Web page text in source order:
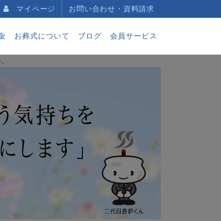
マイページ お問い合わせ・資料請求
お葬式について ブログ 会員サービス